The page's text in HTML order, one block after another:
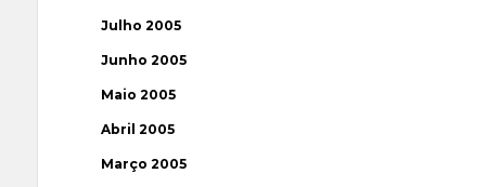
Julho 2005
Junho 2005
Maio 2005
Abril 2005
Março 2005